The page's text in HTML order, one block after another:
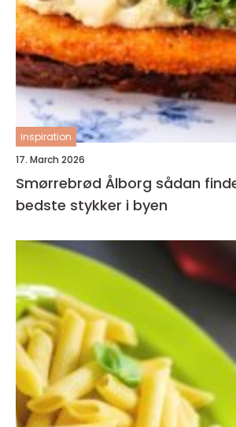
inspiration
17. March 2026
Smørrebrød Ålborg sådan finder du de
bedste stykker i byen